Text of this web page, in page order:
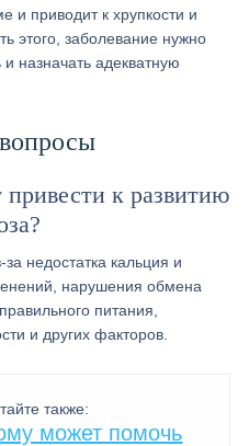
и приводит к хрупкости и
этого, заболевание нужно
назначать адекватную
к развитию
недостатка кальция и
нарушения обмена
питания,
и других факторов.
также:
может помочь